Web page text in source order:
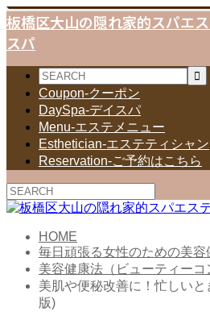
板橋区大山の隠れ家的スパエ
スパ
Coupon-クーポン
DaySpa-デイスパ
Menu-エステメニュー
Esthetician-エステティシャン
Reservation-ご予約はこちら
HOME
毎日頑張る女性のための美容
美容健康法（ビューティーコ
美肌や便秘改善に！忙しい
版)